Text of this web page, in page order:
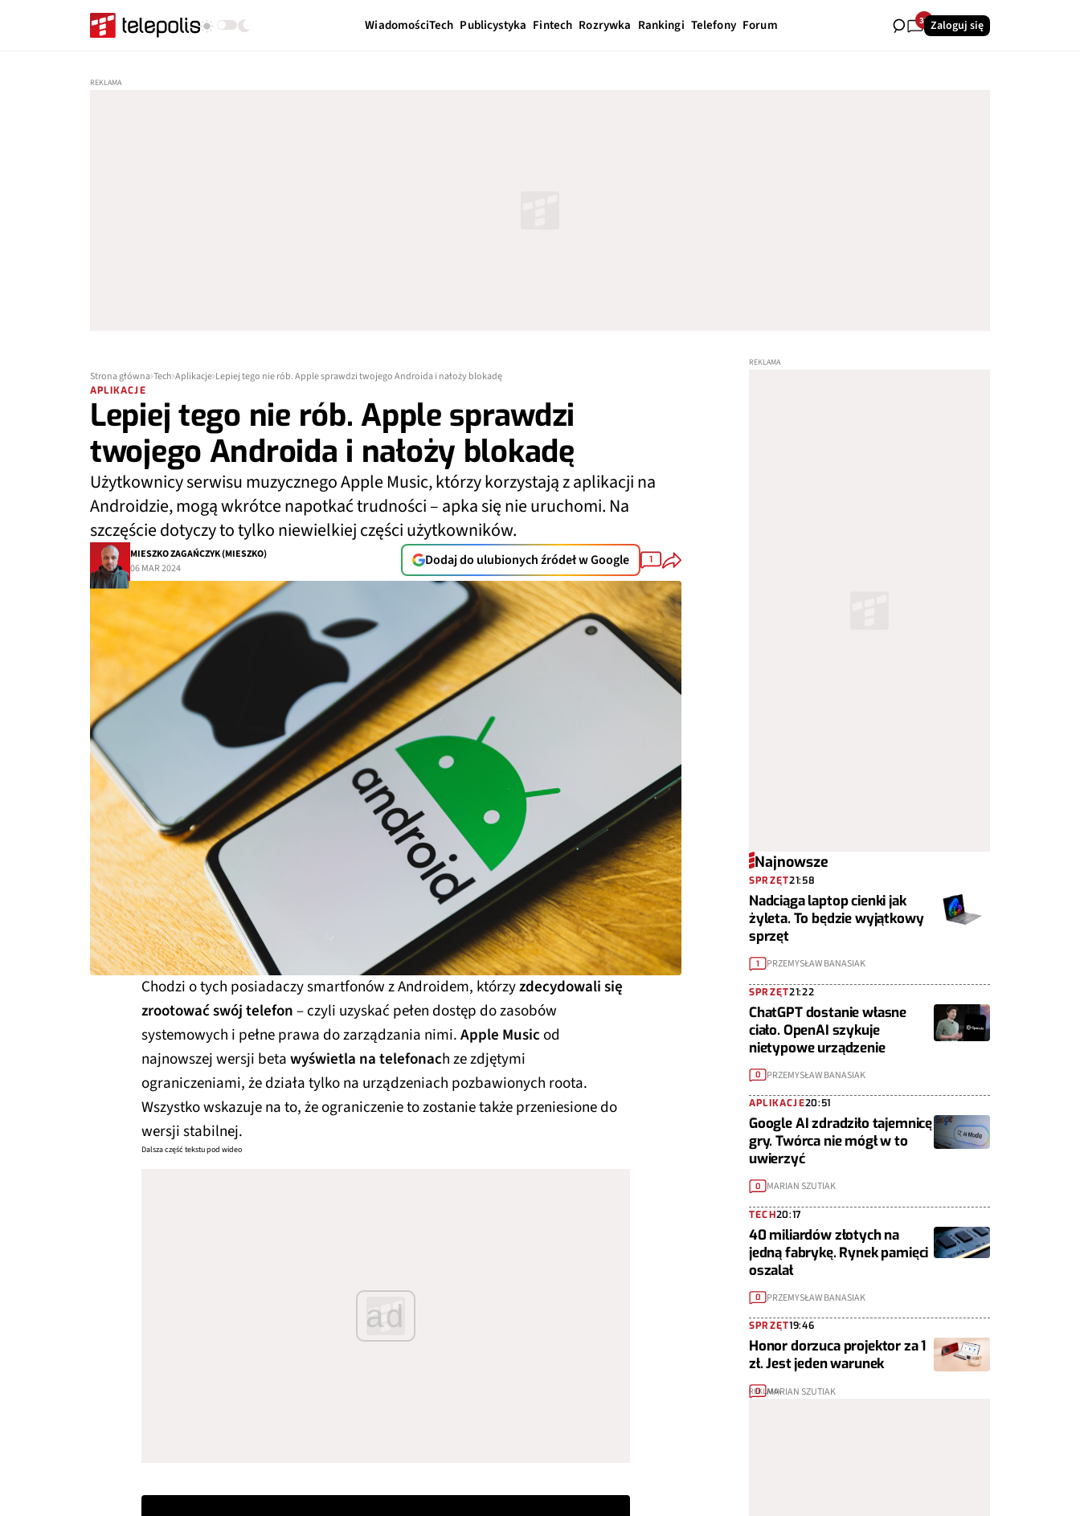
WiadomościTech Publicystyka Fintech Rozrywka Rankingi Telefony Forum 33Zaloguj się
Strona główna Tech Aplikacje Lepiej tego nie rób. Apple sprawdzi twojego Androida i nałoży blokadę
APLIKACJE
Lepiej tego nie rób. Apple sprawdzi
twojego Androida i nałoży blokadę
Użytkownicy serwisu muzycznego Apple Music, którzy korzystają z aplikacji na
Androidzie, mogą wkrótce napotkać trudności – apka się nie uruchomi. Na
szczęście dotyczy to tylko niewielkiej części użytkowników.
MIESZKO ZAGAŃCZYK (MIESZKO)
06 MAR 2024
Dodaj do ulubionych źródeł w Google 1
Chodzi o tych posiadaczy smartfonów z Androidem, którzyzdecydowali się
zrootować swój telefon– czyli uzyskać pełen dostęp do zasobów
systemowych i pełne prawa do zarządzania nimi.Apple Musicod
najnowszej wersji betawyświetla na telefonach ze zdjętymi
ograniczeniami, że działa tylko na urządzeniach pozbawionych roota.
Wszystko wskazuje na to, że ograniczenie to zostanie także przeniesione do
wersji stabilnej.
Dalsza część tekstu pod wideo
ad
Najnowsze
SPRZĘT21:58
Nadciąga laptop cienki jak
żyleta. To będzie wyjątkowy
sprzęt
1 PRZEMYSŁAW BANASIAK
SPRZĘT21:22
ChatGPT dostanie własne
ciało. OpenAI szykuje
nietypowe urządzenie
0 PRZEMYSŁAW BANASIAK
APLIKACJE20:51
Google AI zdradziło tajemnicę
gry. Twórca nie mógł w to
uwierzyć
0 MARIAN SZUTIAK
TECH20:17
40 miliardów złotych na
jedną fabrykę. Rynek pamięci
oszalał
0 PRZEMYSŁAW BANASIAK
SPRZĘT19:46
Honor dorzuca projektor za 1
zł. Jest jeden warunek
0 MARIAN SZUTIAK